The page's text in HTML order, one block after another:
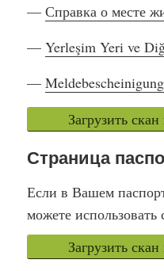
— Справка о месте
— Yerleşim Yeri ve
— Meldebescheinigung
Загрузить
Страница
Если в Вашем
можете
Загрузить